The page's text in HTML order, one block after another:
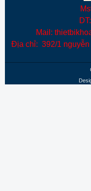
Mail:
Địa chỉ: 392/1